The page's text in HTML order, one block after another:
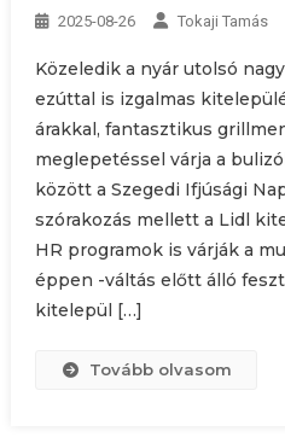
2025-08-26 Tokaji Tamás
Közeledik a nyár utolsó
ezúttal is izgalmas
árakkal, fantasztikus
meglepetéssel várja a
között a Szegedi Ifjúsági
szórakozás mellett a Lidl
HR programok is várják a
éppen -váltás előtt álló
kitelepül […]
Tovább olvasom